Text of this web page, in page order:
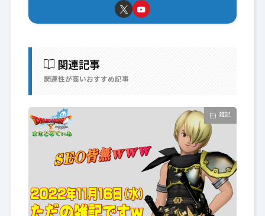
関連記事
関連性が高いおすすめ記事
雑記